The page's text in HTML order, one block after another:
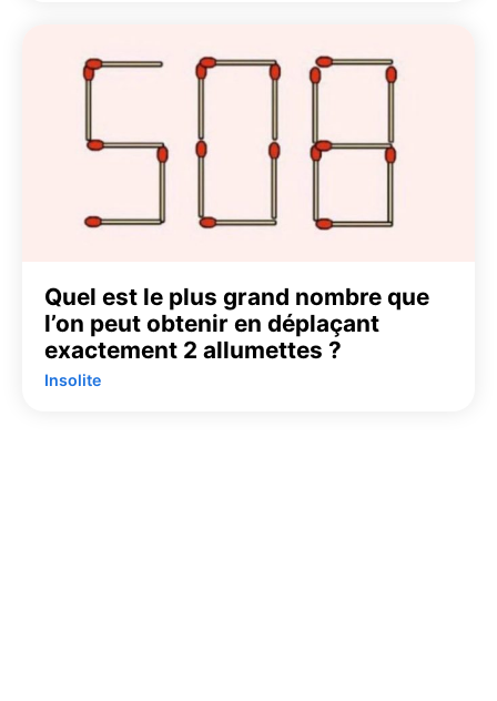
Quel est le plus grand nombre que
l’on peut obtenir en déplaçant
exactement 2 allumettes ?
Insolite